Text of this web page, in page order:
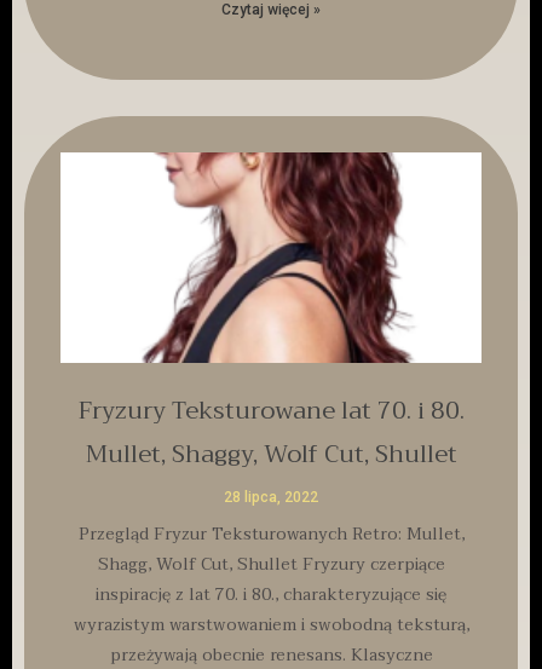
Czytaj więcej »
Fryzury Teksturowane lat 70. i 80.
Mullet, Shaggy, Wolf Cut, Shullet
28 lipca, 2022
Przegląd Fryzur Teksturowanych Retro: Mullet,
Shagg, Wolf Cut, Shullet Fryzury czerpiące
inspirację z lat 70. i 80., charakteryzujące się
wyrazistym warstwowaniem i swobodną teksturą,
przeżywają obecnie renesans. Klasyczne